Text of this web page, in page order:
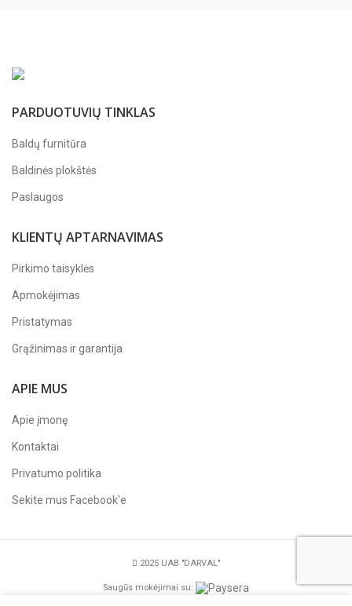
PARDUOTUVIŲ TINKLAS
Baldų furnitūra
Baldinės plokštės
Paslaugos
KLIENTŲ APTARNAVIMAS
Pirkimo taisyklės
Apmokėjimas
Pristatymas
Grąžinimas ir garantija
APIE MUS
Apie įmonę
Kontaktai
Privatumo politika
Sekite mus Facebook'e
2025 UAB "DARVAL"
Saugūs mokėjimai su: